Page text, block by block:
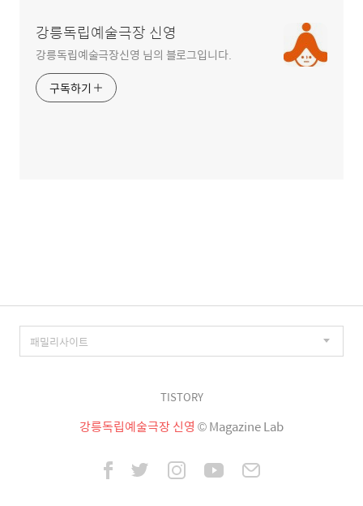
강릉독립예술극장 신영
강릉독립예술극장신영 님의 블로그입니다.
구독하기
TISTORY
강릉독립예술극장 신영 © Magazine Lab